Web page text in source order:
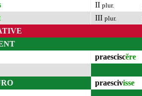
II plur.
III plur.
praesciscĕre
praescivisse